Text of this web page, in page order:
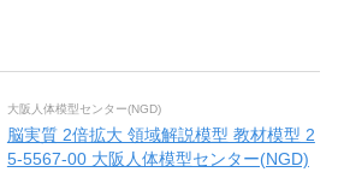
大阪人体模型センター(NGD)
脳実質 2倍拡大 領域解説模型 教材模型 2
5-5567-00 大阪人体模型センター(NGD)